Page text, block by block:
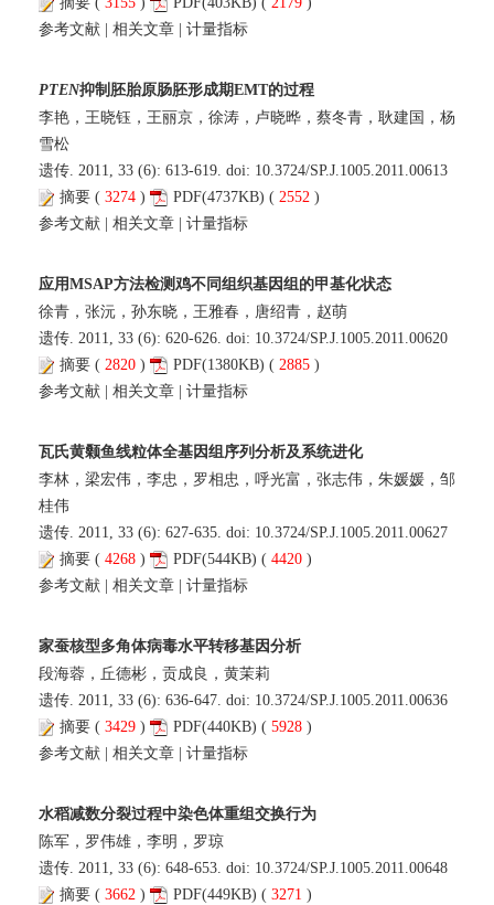
参考文献 | 相关文章 | 计量指标
PTEN抑制胚胎原肠胚形成期EMT的过程
李艳，王晓钰，王丽京，徐涛，卢晓晔，蔡冬青，耿建国，杨
雪松
遗传. 2011, 33 (6): 613-619. doi: 10.3724/SP.J.1005.2011.00613
摘要 ( 3274 ) PDF(4737KB) ( 2552 )
参考文献 | 相关文章 | 计量指标
应用MSAP方法检测鸡不同组织基因组的甲基化状态
徐青，张沅，孙东晓，王雅春，唐绍青，赵萌
遗传. 2011, 33 (6): 620-626. doi: 10.3724/SP.J.1005.2011.00620
摘要 ( 2820 ) PDF(1380KB) ( 2885 )
参考文献 | 相关文章 | 计量指标
瓦氏黄颡鱼线粒体全基因组序列分析及系统进化
李林，梁宏伟，李忠，罗相忠，呼光富，张志伟，朱媛媛，邹
桂伟
遗传. 2011, 33 (6): 627-635. doi: 10.3724/SP.J.1005.2011.00627
摘要 ( 4268 ) PDF(544KB) ( 4420 )
参考文献 | 相关文章 | 计量指标
家蚕核型多角体病毒水平转移基因分析
段海蓉，丘德彬，贡成良，黄茉莉
遗传. 2011, 33 (6): 636-647. doi: 10.3724/SP.J.1005.2011.00636
摘要 ( 3429 ) PDF(440KB) ( 5928 )
参考文献 | 相关文章 | 计量指标
水稻减数分裂过程中染色体重组交换行为
陈军，罗伟雄，李明，罗琼
遗传. 2011, 33 (6): 648-653. doi: 10.3724/SP.J.1005.2011.00648
摘要 ( 3662 ) PDF(449KB) ( 3271 )